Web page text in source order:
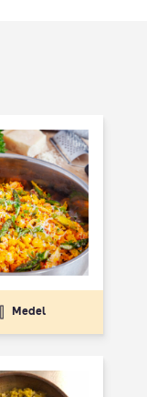
Medel